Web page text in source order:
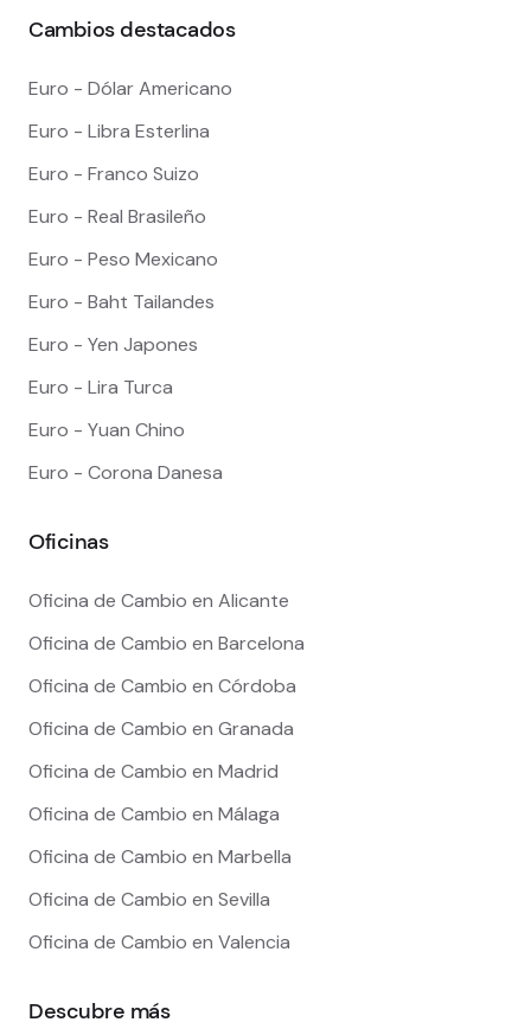
Cambios destacados
Euro - Dólar Americano
Euro - Libra Esterlina
Euro - Franco Suizo
Euro - Real Brasileño
Euro - Peso Mexicano
Euro - Baht Tailandes
Euro - Yen Japones
Euro - Lira Turca
Euro - Yuan Chino
Euro - Corona Danesa
Oficinas
Oficina de Cambio en Alicante
Oficina de Cambio en Barcelona
Oficina de Cambio en Córdoba
Oficina de Cambio en Granada
Oficina de Cambio en Madrid
Oficina de Cambio en Málaga
Oficina de Cambio en Marbella
Oficina de Cambio en Sevilla
Oficina de Cambio en Valencia
Descubre más